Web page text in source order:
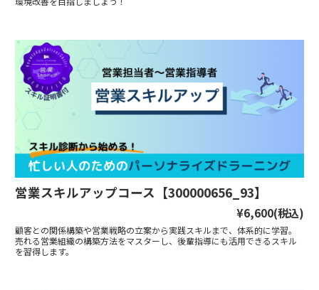
営業スキルアップコース【300000656_93】
¥6,600(税込)
顧客との関係構築や営業戦略の立案から実践スキルまで、体系的に学習。
売れる営業組織の構築方法をマスターし、後輩指導にも活用できるスキル
を習得します。